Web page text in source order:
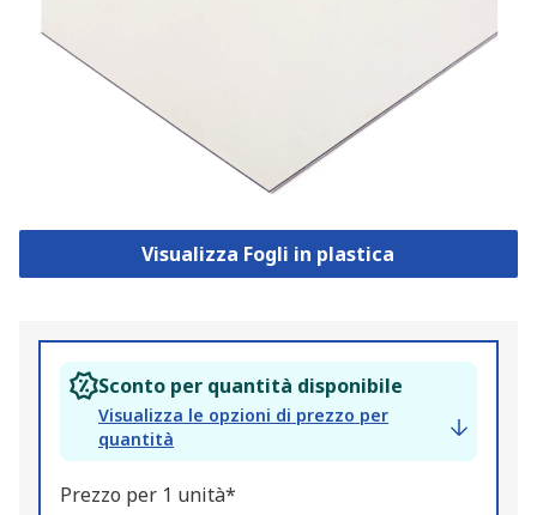
Visualizza Fogli in plastica
Sconto per quantità disponibile
Visualizza le opzioni di prezzo per
quantità
Prezzo per 1 unità*